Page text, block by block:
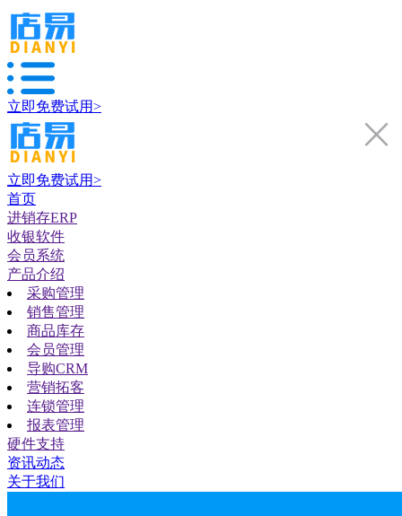
立即免费试用>
立即免费试用>
首页
进销存ERP
收银软件
会员系统
产品介绍
采购管理
销售管理
商品库存
会员管理
导购CRM
营销拓客
连锁管理
报表管理
硬件支持
资讯动态
关于我们